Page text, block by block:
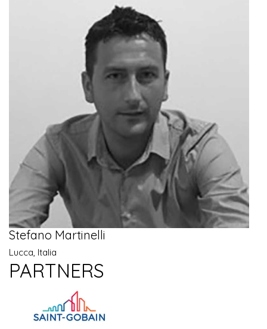
Stefano Martinelli
Lucca, Italia
PARTNERS